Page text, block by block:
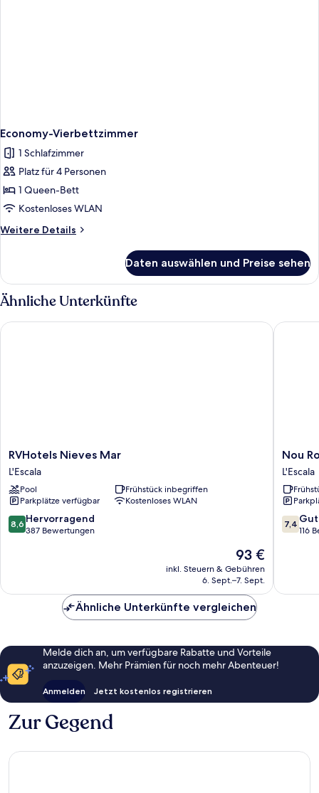
Economy-Vierbettzimmer
1 Schlafzimmer
Platz für 4 Personen
1 Queen-Bett
Kostenloses WLAN
Weitere Details
Weitere
Vierbettzimmer
Daten auswählen und Preise sehen
Ähnliche Unterkünfte
RVHotels
Nieves
Mar
L'Escala
RVHotels Nieves Mar
L'Escala
Pool
Frühstück inbegriffen
Parkplätze verfügbar
Kostenloses WLAN
8.6
von
8,6 Hervorragend
387 Bewertungen
Der
Preis
beträgt
93 €
inkl. Steuern & Gebühren
6. Sept.–7. Sept.
RVHotels Nieves Mar
Nou
Roser
L'Escala
Nou
L'Escala
7.4
von
7,4 Gut
116
Nou
Ähnliche Unterkünfte vergleichen
Melde dich an, um verfügbare Rabatte und Vorteile
anzuzeigen. Mehr Prämien für noch mehr Abenteuer!
Anmelden Jetzt kostenlos registrieren
Zur Gegend